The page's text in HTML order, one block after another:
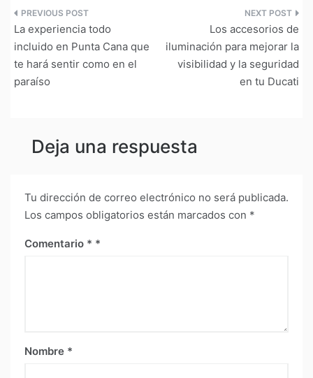
Navegación
de
entradas
La experiencia todo
incluido en Punta Cana que
te hará sentir como en el
paraíso
Los accesorios de
iluminación para mejorar la
visibilidad y la seguridad
en tu Ducati
Deja una respuesta
Tu dirección de correo electrónico no será publicada.
Los campos obligatorios están marcados con *
Comentario *
Nombre *